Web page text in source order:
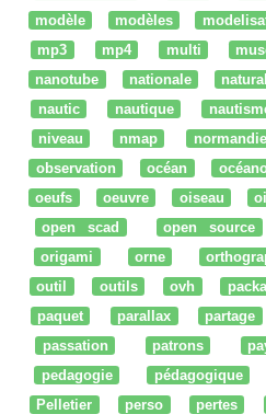
modèle
modèles
mp3
mp4 multi
nanotube
nationale
nautic
nautique
niveau
nmap normandie
observation
océan
oeufs
oeuvre oiseau
open scad
open source
origami
orne
outil
outils ovh
paquet
parallax partage
passation
patrons
pedagogie
pédagogique
Pelletier
perso pertes